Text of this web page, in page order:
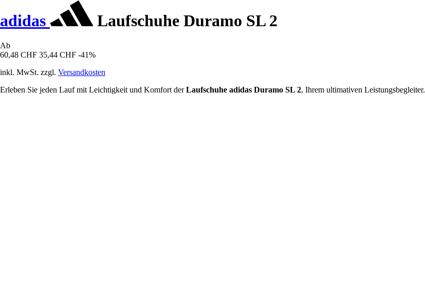
adidas Laufschuhe Duramo SL 2
Ab
60,48 CHF 35,44 CHF -41%
inkl. MwSt. zzgl. Versandkosten
Erleben Sie jeden Lauf mit Leichtigkeit und Komfort derLaufschuhe adidas Duramo SL 2, Ihrem ultimativen Leistungsbegleiter.